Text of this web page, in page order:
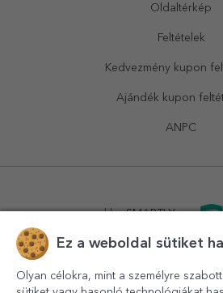
Oldaltérkép
Feltételek
Kedvezmény kupon
Ajándék kupon
ANPC
powered bySMARTLY.ro
Ez a weboldal sütiket
Olyan célokra, mint a személyre